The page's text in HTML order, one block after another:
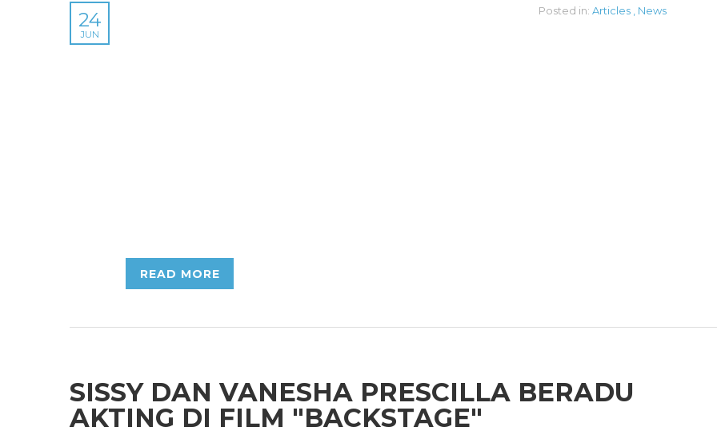
24
JUN
Posted in: Articles , News
READ MORE
SISSY DAN VANESHA PRESCILLA BERADU
AKTING DI FILM "BACKSTAGE"